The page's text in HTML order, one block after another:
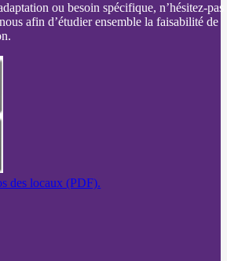
ou besoin spécifique, n’hésitez-pas
afin d’étudier ensemble la faisabilité de
des locaux (PDF).